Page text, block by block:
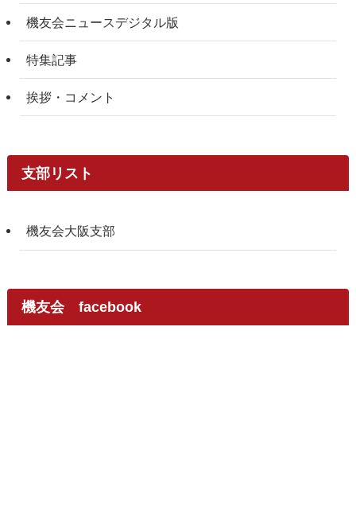
機友会ニュースデジタル版
特集記事
挨拶・コメント
支部リスト
機友会大阪支部
機友会 facebook